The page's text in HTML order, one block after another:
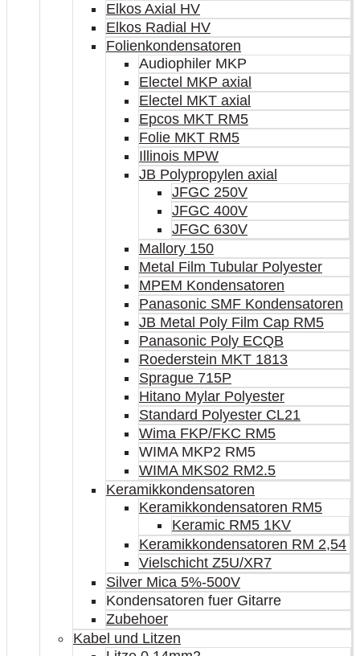
Elkos Axial HV
Elkos Radial HV
Folienkondensatoren
Audiophiler MKP
Electel MKP axial
Electel MKT axial
Epcos MKT RM5
Folie MKT RM5
Illinois MPW
JB Polypropylen axial
JFGC 250V
JFGC 400V
JFGC 630V
Mallory 150
Metal Film Tubular Polyester
MPEM Kondensatoren
Panasonic SMF Kondensatoren
JB Metal Poly Film Cap RM5
Panasonic Poly ECQB
Roederstein MKT 1813
Sprague 715P
Hitano Mylar Polyester
Standard Polyester CL21
Wima FKP/FKC RM5
WIMA MKP2 RM5
WIMA MKS02 RM2.5
Keramikkondensatoren
Keramikkondensatoren RM5
Keramic RM5 1KV
Keramikkondensatoren RM 2,54
Vielschicht Z5U/XR7
Silver Mica 5%-500V
Kondensatoren fuer Gitarre
Zubehoer
Kabel und Litzen